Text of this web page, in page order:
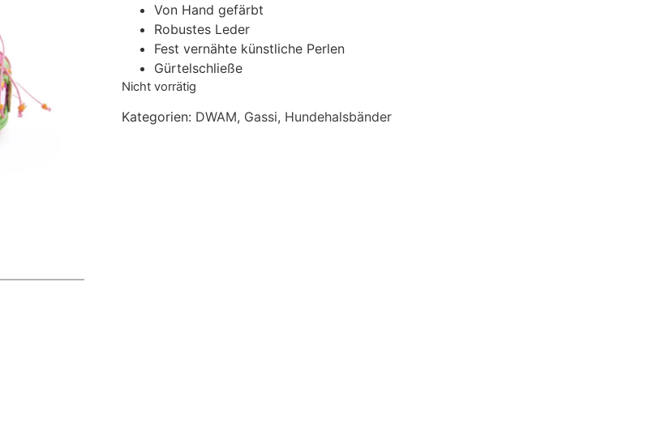
Von Hand gefärbt
Robustes Leder
Fest vernähte künstliche Perlen
Gürtelschließe
Nicht vorrätig
Kategorien: DWAM, Gassi, Hundehalsbänder